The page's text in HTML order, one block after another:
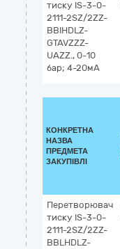
тиску IS-3-0-
2111-2SZ/2ZZ-
BBIHDLZ-
GTAVZZZ-
UAZZ., 0-10
бар; 4-20мА
КОНКРЕТНА
НАЗВА
ПРЕДМЕТА
ЗАКУПІВЛІ
Перетворювач
тиску IS-3-0-
2111-2SZ/2ZZ-
BBLHDLZ-